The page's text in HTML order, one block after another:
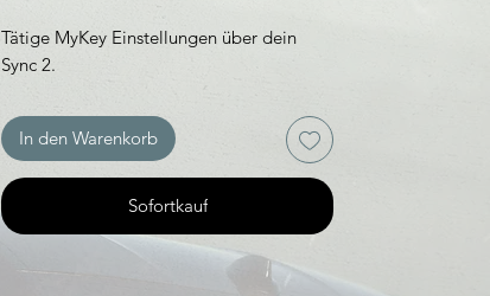
Tätige MyKey Einstellungen über dein
Sync 2.
In den Warenkorb
Sofortkauf